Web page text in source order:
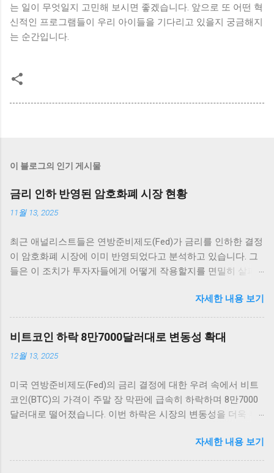
는 일이 무엇일지 고민해 보시면 좋겠습니다. 앞으로 또 어떤 혁
신적인 프로그램들이 우리 아이들을 기다리고 있을지 궁금해지
는 순간입니다.
이 블로그의 인기 게시물
금리 인하 반영된 암호화폐 시장 현황
11월 13, 2025
최근 애널리스트들은 연방준비제도(Fed)가 금리를 인하한 결정
이 암호화폐 시장에 이미 반영되었다고 분석하고 있습니다. 그
들은 이 조치가 투자자들에게 어떻게 작용할지를 면밀히 살펴
이 여전히 불확실하다고 전하며 주목받고 있습니다. 암호화폐
시장의 반응 암호화폐 시장은 매우 흥미로운 반응을 보이고 있
습니다. 최근 연방준비제도(Fed)의 금리 인하 발표 이후, 여러
주요 암호화폐의 가격이 즉각적으로 상승세를 타기 시작했습니
다. 이러한 상승세는 애널리스트들에 의하면 이미 시장에 반영
을 살펴보면, 단기적인 가격 변동 범위 내에서 긍정적인 움직임
을 보여 주고 있습니다. 금리 인하 발표가 나자, 비트코인은 약
5% 이상 상승하면서 투자자들에게 희망적인 신호를 전달했습
응하는 것은 상당히 흥미로운 일이며, 앞으로의 동향에 대한 논
의가 필요합니다. 그 외에도 이더리움, 리플 등 다른 암호화폐들
자세한 내용 보기
비트코인 하락 8만7000달러대로 변동성 확대
12월 13, 2025
미국 연방준비제도(Fed)의 금리 결정에 대한 우려 속에서 비트
코인(BTC)의 가격이 주말 장 막판에 급속히 하락하며 8만7000
달러대로 떨어졌습니다. 이번 하락은 시장의 변동성을 더욱 부
다. 이러한 변화는 비트코인 및 암호화폐 시장 전체에 큰 영향을
미칠 것으로 보입니다. 비트코인 하락 배경: FOMC와 시장 반응
자세한 내용 보기